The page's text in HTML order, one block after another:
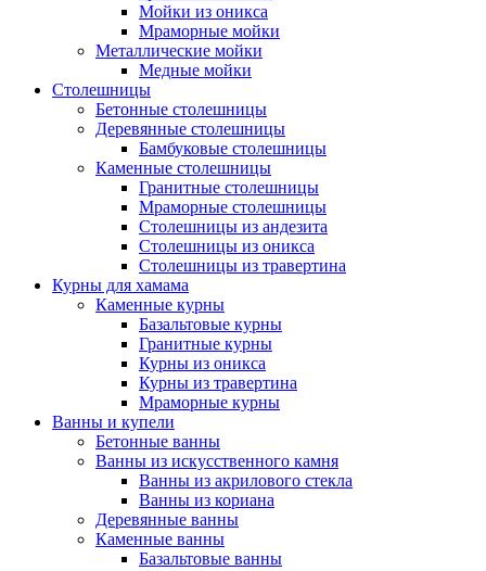
Мойки из оникса
Мраморные мойки
Металлические мойки
Медные мойки
Столешницы
Бетонные столешницы
Деревянные столешницы
Бамбуковые столешницы
Каменные столешницы
Гранитные столешницы
Мраморные столешницы
Столешницы из андезита
Столешницы из оникса
Столешницы из травертина
Курны для хамама
Каменные курны
Базальтовые курны
Гранитные курны
Курны из оникса
Курны из травертина
Мраморные курны
Ванны и купели
Бетонные ванны
Ванны из искусственного камня
Ванны из акрилового стекла
Ванны из кориана
Деревянные ванны
Каменные ванны
Базальтовые ванны